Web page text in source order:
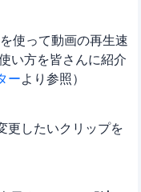
使って動画の再生速
い方を皆さんに紹介
ーより参照）
更したいクリップを